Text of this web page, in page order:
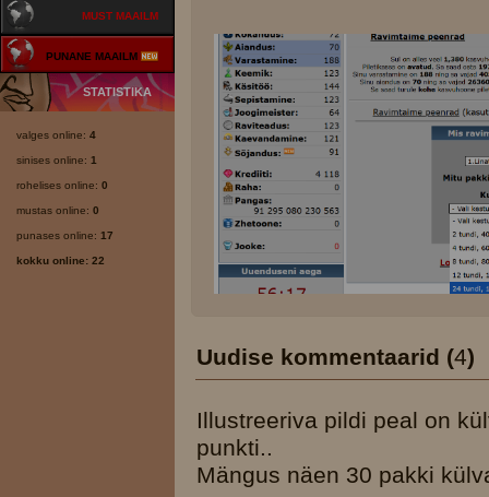
MUST MAAILM
PUNANE MAAILM
STATISTIKA
valges online: 4
sinises online: 1
rohelises online: 0
mustas online: 0
punases online: 17
kokku online: 22
Uudise kommentaarid (4)
Illustreeriva pildi peal on
punkti..
Mängus näen 30 pakki